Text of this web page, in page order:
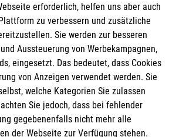
erforderlich, helfen uns aber auch
zu verbessern und zusätzliche
Sie werden zur besseren
Aussteuerung von Werbekampagnen,
eingesetzt. Das bedeutet, dass Cookies
von Anzeigen verwendet werden. Sie
welche Kategorien Sie zulassen
Sie jedoch, dass bei fehlender
gegebenenfalls nicht mehr alle
der Webseite zur Verfügung stehen.